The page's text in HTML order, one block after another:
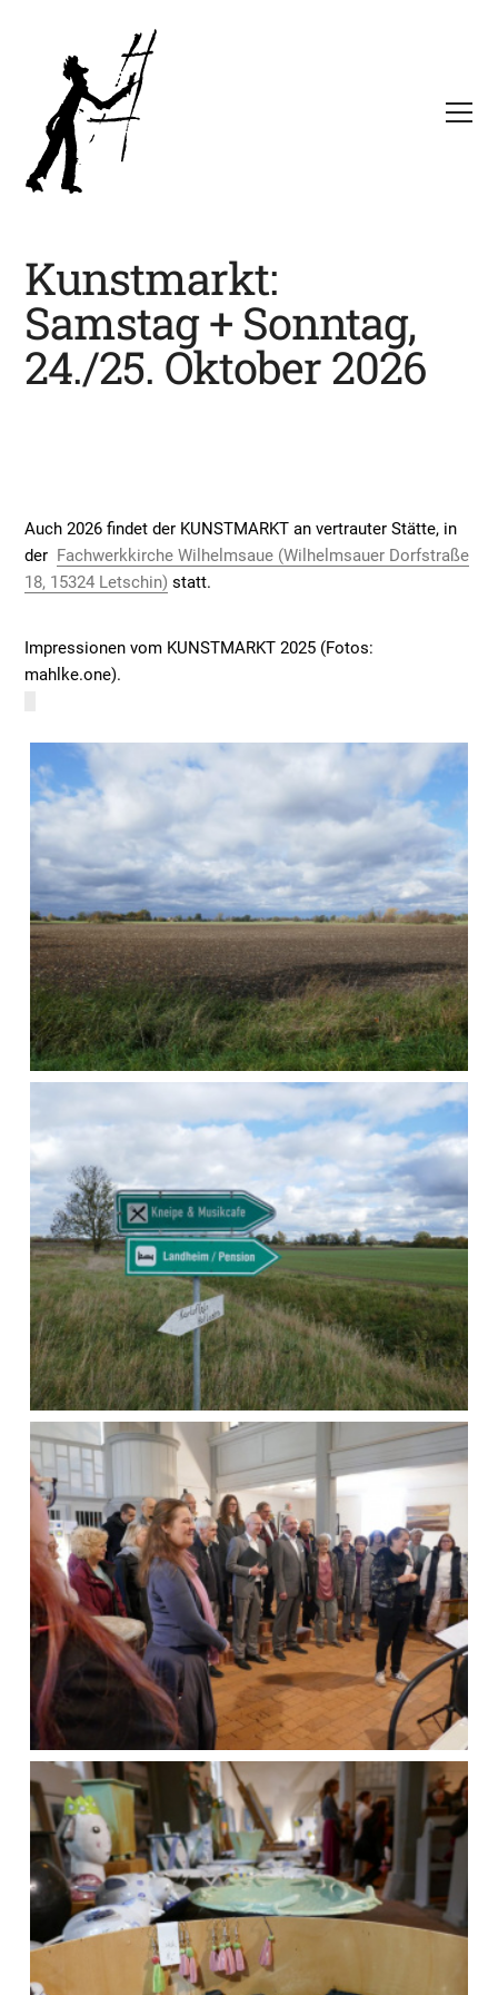
Kunstmarkt:
Samstag + Sonntag,
24./25. Oktober 2026
receptu
Auch 2026 findet der KUNSTMARKT an vertrauter Stätte, in
der Fachwerkkirche Wilhelmsaue (Wilhelmsauer Dorfstraße
18, 15324 Letschin) statt.
Impressionen vom KUNSTMARKT 2025 (Fotos:
mahlke.one).